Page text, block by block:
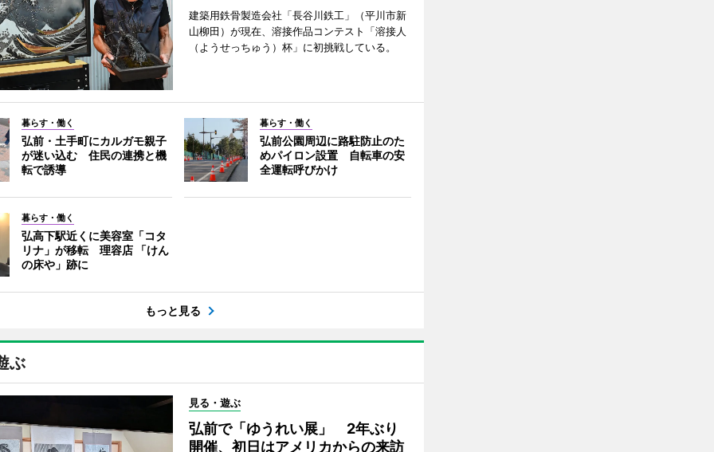
建築用鉄骨製造会社「長谷川鉄工」（平川市新
山柳田）が現在、溶接作品コンテスト「溶接人
（ようせっちゅう）杯」に初挑戦している。
暮らす・働く
弘前・土手町にカルガモ親子
が迷い込む 住民の連携と機
転で誘導
暮らす・働く
弘前公園周辺に路駐防止のた
めパイロン設置 自転車の安
全運転呼びかけ
暮らす・働く
弘高下駅近くに美容室「コタ
リナ」が移転 理容店 「けん
の床や」跡に
もっと見る
ぶ
見る・遊ぶ
弘前で「ゆうれい展」 2年ぶり
開催、初日はアメリカからの来訪